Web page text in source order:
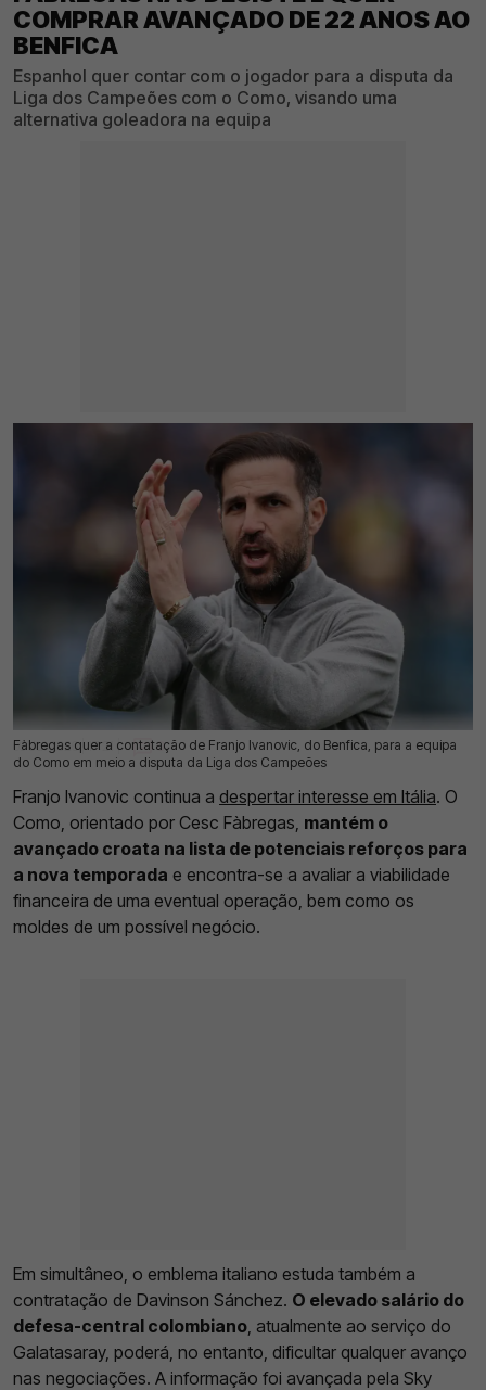
COMPRAR AVANÇADO DE 22 ANOS AO
BENFICA
Espanhol quer contar com o jogador para a disputa da
Liga dos Campeões com o Como, visando uma
alternativa goleadora na equipa
Fàbregas quer a contatação de Franjo Ivanovic, do Benfica, para a equipa
do Como em meio a disputa da Liga dos Campeões
09 Jul 2026 | 17:21 | 0
Franjo Ivanovic continua a despertar interesse em Itália. O
Como, orientado por Cesc Fàbregas, mantém o
avançado croata na lista de potenciais reforços para
a nova temporada e encontra-se a avaliar a viabilidade
financeira de uma eventual operação, bem como os
moldes de um possível negócio.
Em simultâneo, o emblema italiano estuda também a
contratação de Davinson Sánchez. O elevado salário do
defesa-central colombiano , atualmente ao serviço do
Galatasaray, poderá, no entanto, dificultar qualquer avanço
nas negociações. A informação foi avançada pela Sky